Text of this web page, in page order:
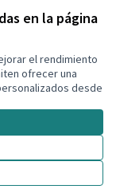
en la página
el rendimiento
ofrecer una
desde
Con licencia
(Enlace